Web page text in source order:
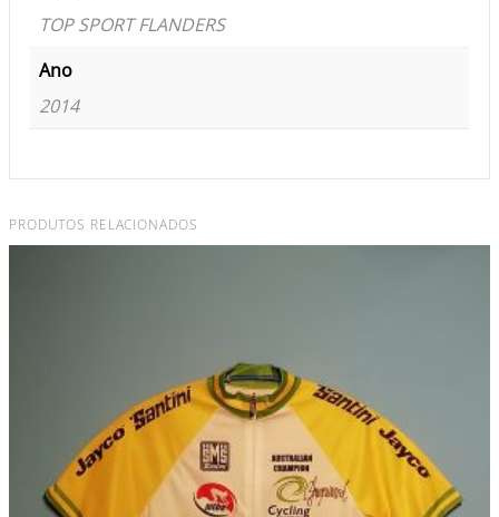
TOP SPORT FLANDERS
Ano
2014
PRODUTOS RELACIONADOS